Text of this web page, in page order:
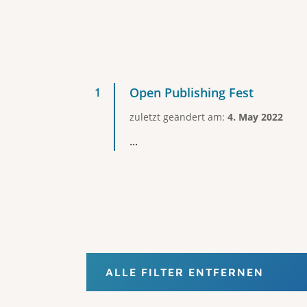
Open Publishing Fest
zuletzt geändert am: 4. May 2022
...
ALLE FILTER ENTFERNEN